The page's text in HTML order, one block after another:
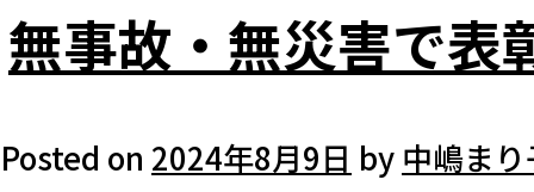
無事故・無災害で表
Posted on 2024年8月9日 by 中嶋ま